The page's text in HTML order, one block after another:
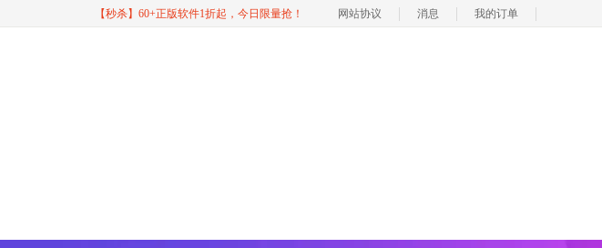
【秒杀】60+正版软件1折起，今日限量抢！ 网站协议 消息 我的订单